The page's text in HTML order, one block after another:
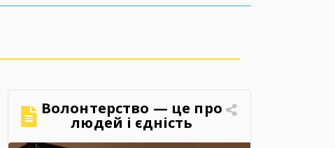
Волонтерство — це про
людей і єдність